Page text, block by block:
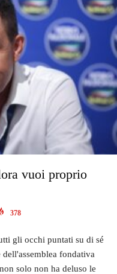
vuoi proprio
378
gli occhi puntati su di sé
fondativa
solo non ha deluso le